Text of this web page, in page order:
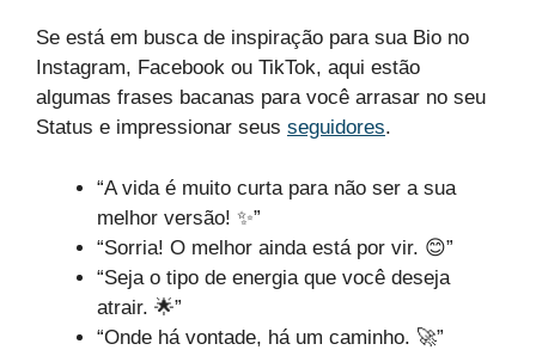
Se está em busca de inspiração para sua Bio no
Instagram, Facebook ou TikTok, aqui estão
algumas frases bacanas para você arrasar no seu
Status e impressionar seus seguidores.
“A vida é muito curta para não ser a sua
melhor versão! ✨”
“Sorria! O melhor ainda está por vir. 😊”
“Seja o tipo de energia que você deseja
atrair. 🌟”
“Onde há vontade, há um caminho. 🚀”